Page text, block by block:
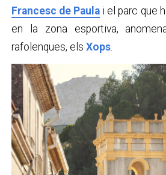
Francesc de Paulai el parc que
en la zona esportiva,
rafolenques, els Xops.